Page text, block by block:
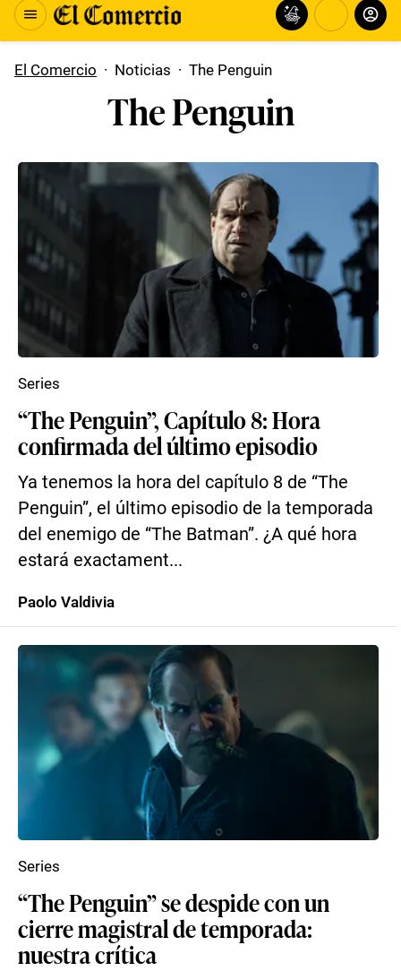
El Comercio · Noticias · The Penguin
The Penguin
“The Penguin”, Capítulo 8: Hora
confirmada del último episodio
Ya tenemos la hora del capítulo 8 de “The
Penguin”, el último episodio de la temporada
del enemigo de “The Batman”. ¿A qué hora
estará exactament...
Series
Paolo Valdivia
“The Penguin” se despide con un
cierre magistral de temporada:
nuestra crítica
Series